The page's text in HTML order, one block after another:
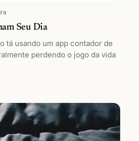
Seu Dia
tá usando um app contador de
perdendo o jogo da vida